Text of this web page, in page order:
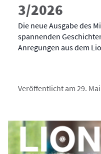
3/2026
Die neue Ausgabe des
spannenden
Anregungen aus dem
Veröffentlicht am 29.